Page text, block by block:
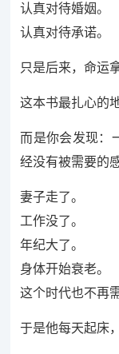
认真对待婚姻。
认真对待承诺。
只是后来，命运
这本书最扎心的
而是你会发现：
经没有被需要的
妻子走了。
工作没了。
年纪大了。
身体开始衰老。
这个时代也不再
于是他每天起床